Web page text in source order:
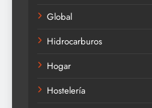
Global
Hidrocarburos
Hogar
Hostelería